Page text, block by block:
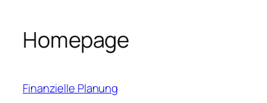
Homepage
Finanzielle Planung